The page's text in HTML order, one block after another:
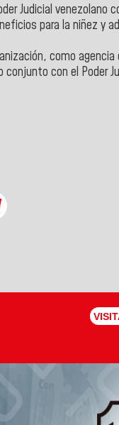
Judicial venezolano
para la niñez y
como
con el Poder